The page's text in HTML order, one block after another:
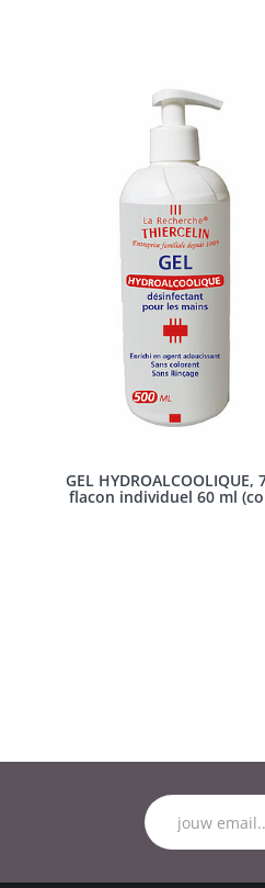
GEL HYDROALCOOLIQUE,
flacon individuel 60 ml